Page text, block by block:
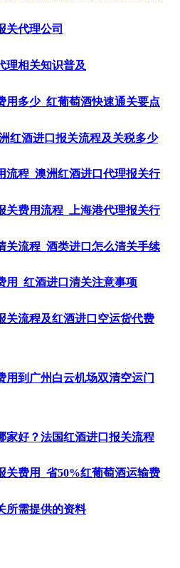
关代理公司
理相关知识普及
用多少_红葡萄酒快速通关要点
红酒进口报关流程及关税多少
流程_澳洲红酒进口代理报关行
关费用流程_上海港代理报关行
关流程_酒类进口怎么清关手续
用_红酒进口清关注意事项
关流程及红酒进口空运货代费
用到广州白云机场双清空运门
家好？法国红酒进口报关流程
关费用_省50%红葡萄酒运输费
所需提供的资料